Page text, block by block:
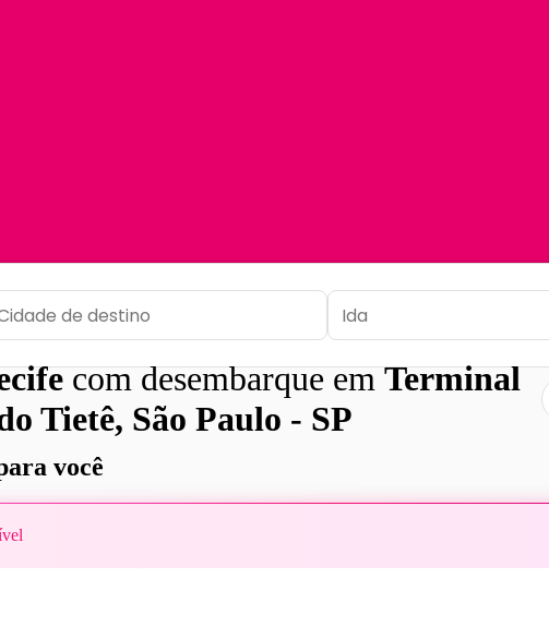
com desembarque emTerminal
Tietê, São Paulo - SP
você